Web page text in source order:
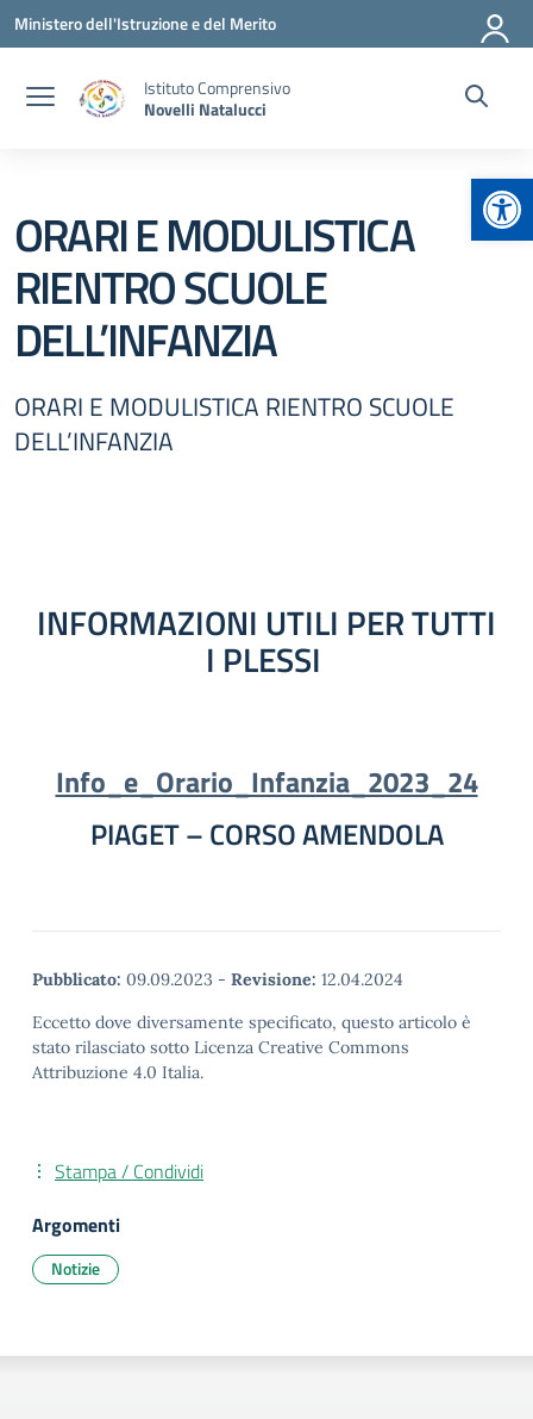
Vai ai contenuti
Vai al menu di navigazione
Vai al footer
Ministero dell'Istruzione e del Merito
Istituto Comprensivo
Novelli Natalucci
ORARI E MODULISTICA
RIENTRO SCUOLE
DELL’INFANZIA
ORARI E MODULISTICA RIENTRO SCUOLE
DELL’INFANZIA
INFORMAZIONI UTILI PER TUTTI
I PLESSI
Info_e_Orario_Infanzia_2023_24
PIAGET – CORSO AMENDOLA
Pubblicato: 09.09.2023 - Revisione: 12.04.2024
Eccetto dove diversamente specificato, questo articolo è
stato rilasciato sotto Licenza Creative Commons
Attribuzione 4.0 Italia.
Stampa / Condividi
Argomenti
Notizie